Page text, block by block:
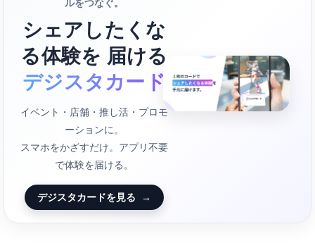
シェアしたくな
る体験を 届ける
デジスタカード
イベント・店舗・推し活・プロモ
ーションに。
スマホをかざすだけ。アプリ不要
で体験を届ける。
デジスタカードを見る →